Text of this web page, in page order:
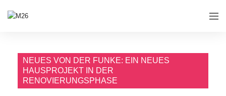
NEUES VON DER FUNKE: EIN NEUES
HAUSPROJEKT IN DER
RENOVIERUNGSPHASE